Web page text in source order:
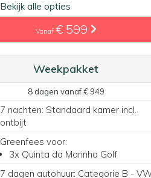
Bekijk alle opties
Vanaf € 599
Weekpakket
8 dagen vanaf € 949
7 nachten: Standaard kamer incl.
ontbijt
Greenfees voor:
3x Quinta da Marinha Golf
7 dagen autohuur: Categorie B -